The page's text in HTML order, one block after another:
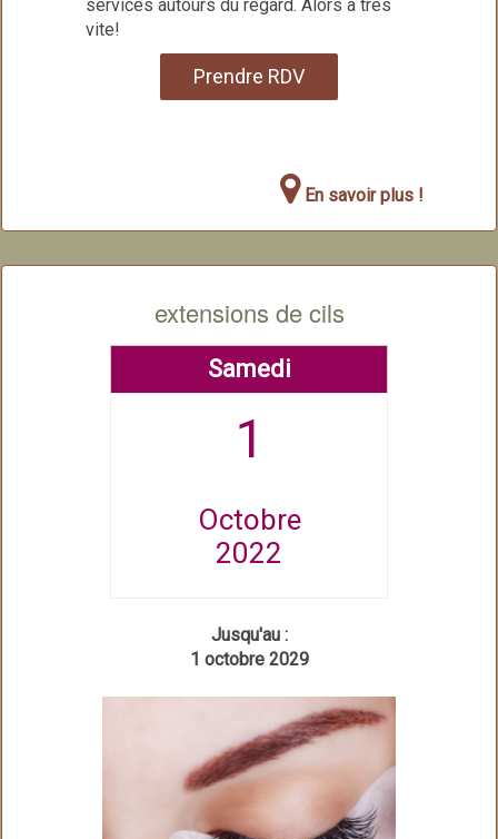
services autours du regard. Alors à très
vite!
Prendre RDV
En savoir plus !
extensions de cils
Samedi
1
Octobre
2022
Jusqu'au :
1 octobre 2029